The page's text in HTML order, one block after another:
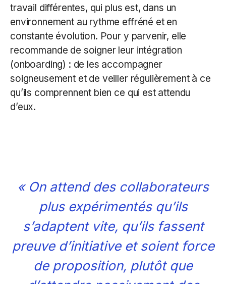
travail différentes, qui plus est, dans un
environnement au rythme effréné et en
constante évolution. Pour y parvenir, elle
recommande de soigner leur intégration
(onboarding) : de les accompagner
soigneusement et de veiller régulièrement à ce
qu’ils comprennent bien ce qui est attendu
d’eux.
« On attend des collaborateurs
plus expérimentés qu’ils
s’adaptent vite, qu’ils fassent
preuve d’initiative et soient force
de proposition, plutôt que